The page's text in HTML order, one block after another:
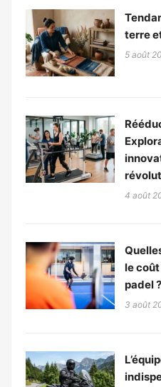
terre
5 août
4 août
le
padel ?
3 août